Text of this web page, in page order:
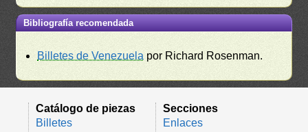
Bibliografía recomendada
Billetes de Venezuela por Richard Rosenman.
Catálogo de piezas
Billetes
Secciones
Enlaces